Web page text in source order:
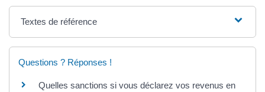
Textes de référence
Questions ? Réponses !
Quelles sanctions si vous déclarez vos revenus en